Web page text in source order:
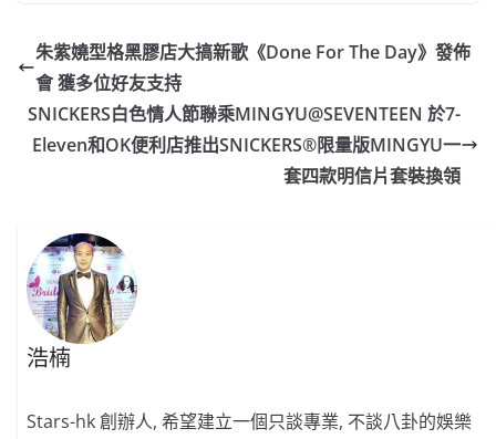
e
b
o
o
W
ei
b
o
s
A
p
p
h er l y
n
k
朱紫嬈型格黑膠店大搞新歌《Done For The Day》發佈
會 獲多位好友支持
SNICKERS白色情人節聯乘MINGYU@SEVENTEEN 於7-
Eleven和OK便利店推出SNICKERS®限量版MINGYU一
套四款明信片套裝換領
浩楠
Stars-hk 創辦人, 希望建立一個只談專業, 不談八卦的娛樂